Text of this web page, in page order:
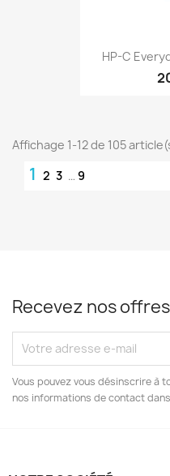
HP-C
Affichage 1-12 de 105
1 2 3 … 9
Recevez nos
Vous pouvez vous désinscrire à
nos informations de contact